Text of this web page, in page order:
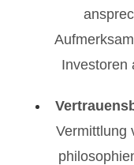
Investoren
Vermittlung